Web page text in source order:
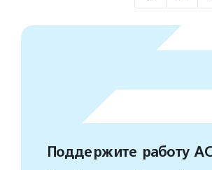
Поддержите работу